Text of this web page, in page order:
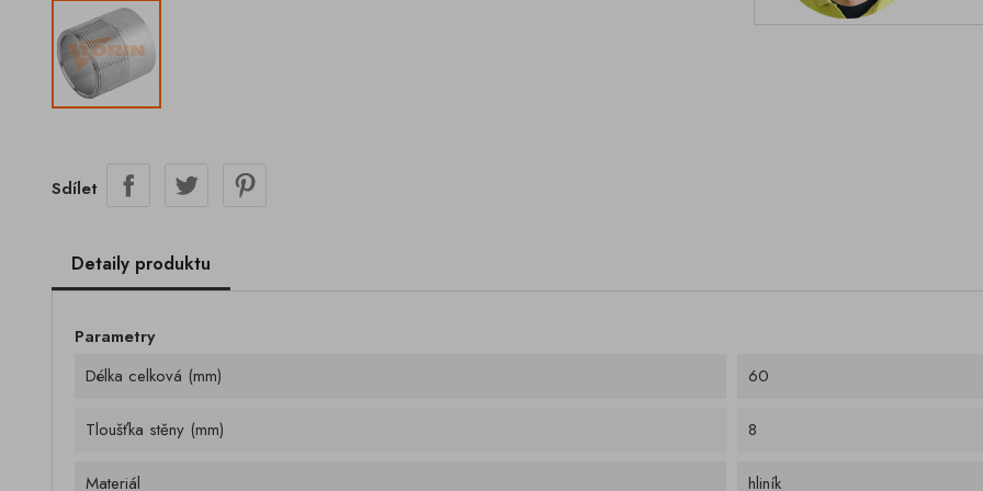
Sdílet
Detaily produktu
Parametry
Délka celková (mm)
60
Tloušťka stěny (mm) 8
Materiál hliník